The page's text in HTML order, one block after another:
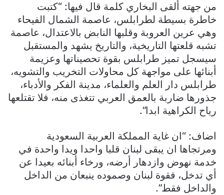
من جهته ألقى البخاري كلمة قال فيها: “كتبت
خاطرة بسيطة لطرابلس، عاصمة الشمال الفيحاء
وهي عرين العروبة وقلبها النابض بالاعتدال، عاصمة
تشبه قلعتها التاريخية، والتاريخ يشهد والمستقبل
سيسجل تميز طرابلس بقوة تحصيناتها وعزيمة
أبنائها على مواجهة كل محاولات التخريب والتشويه،
طرابلس دار العلم والعلماء، مدينة الفكر والأدباء،
جذورها ضاربة بالعمق العربي تتغذى منه، فلا تقتلعها
رياح الكراهية ابدا”.
اضاف: “ان غاية المملكة العربية السعودية
ومرتجاها ان يبقى لبنان قلبا واحدا ويدا واحدة في
خدمة نهوض وازدهار أرضه، ورخاء أبنائه بعيدا عن
أي تدخل، فقوة لبنان وصموده ينبعان من الداخل
والداخل فقط”.